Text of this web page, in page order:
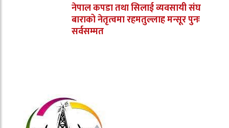
नेपाल कपडा तथा सिलाई व्यवसायी संघ
बाराको नेतृत्वमा रहमतुल्लाह मन्सूर पुनः
सर्वसम्मत